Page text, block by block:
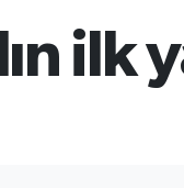
ilk